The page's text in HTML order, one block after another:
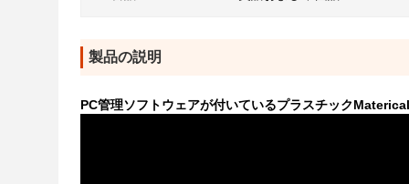
製品の説明
PC管理ソフトウェアが付いているプラスチック